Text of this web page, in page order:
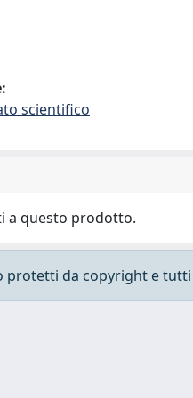
scientifico
a questo prodotto.
protetti da copyright e